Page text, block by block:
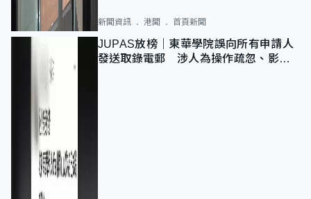
新聞資訊 港聞 首頁新聞
JUPAS放榜｜東華學院誤向所有申請人
發送取錄電郵 涉人為操作疏忽、影響